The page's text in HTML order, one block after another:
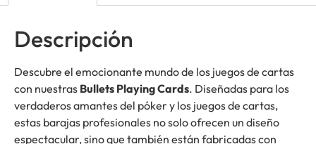
Descripción
Descubre el emocionante mundo de los juegos de cartas
con nuestras Bullets Playing Cards. Diseñadas para los
verdaderos amantes del póker y los juegos de cartas,
estas barajas profesionales no solo ofrecen un diseño
espectacular, sino que también están fabricadas con